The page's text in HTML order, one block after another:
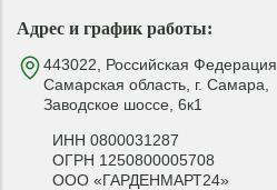
Адрес и график работы:
443022, Российская Федерация,
Самарская область, г. Самара,
Заводское шоссе, 6к1
ИНН 0800031287
ОГРН 1250800005708
ООО «ГАРДЕНМАРТ24»